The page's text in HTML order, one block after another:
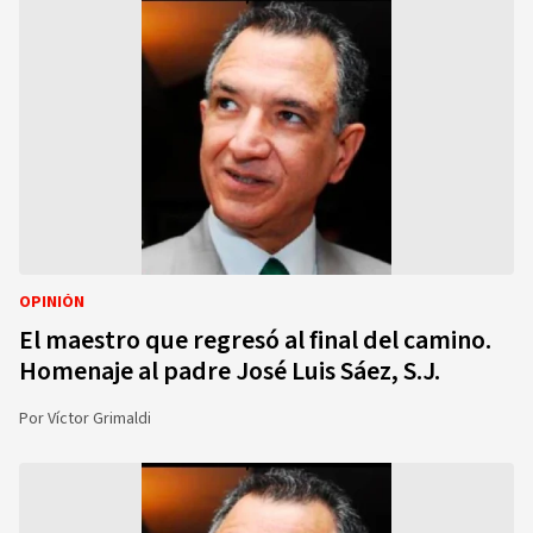
OPINIÓN
El maestro que regresó al final del camino.
Homenaje al padre José Luis Sáez, S.J.
PorVíctor Grimaldi